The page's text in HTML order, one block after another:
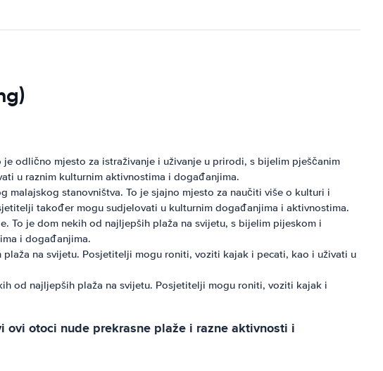
odlično mjesto za istraživanje i uživanje u prirodi, s bijelim pješčanim
​​u raznim kulturnim aktivnostima i događanjima.
stanovništva. To je sjajno mjesto za naučiti više o kulturi i
također mogu sudjelovati u kulturnim događanjima i aktivnostima.
To je dom nekih od najljepših plaža na svijetu, s bijelim pijeskom i
i događanjima.
na svijetu. Posjetitelji mogu roniti, voziti kajak i pecati, kao i uživati ​​u
od najljepših plaža na svijetu. Posjetitelji mogu roniti, voziti kajak i
otoci nude prekrasne plaže i razne aktivnosti i